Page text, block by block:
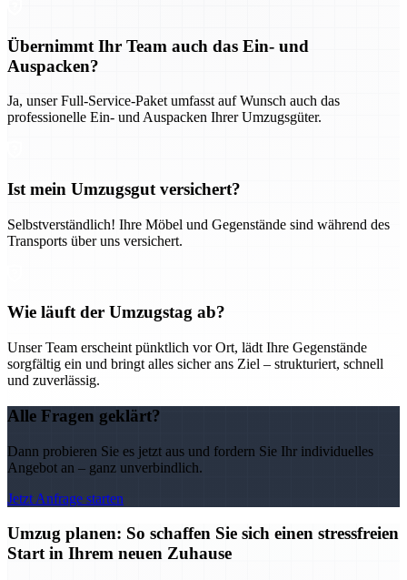
Übernimmt Ihr Team auch das Ein- und
Auspacken?
Ja, unser Full-Service-Paket umfasst auf Wunsch auch das
professionelle Ein- und Auspacken Ihrer Umzugsgüter.
Ist mein Umzugsgut versichert?
Selbstverständlich! Ihre Möbel und Gegenstände sind während des
Transports über uns versichert.
Wie läuft der Umzugstag ab?
Unser Team erscheint pünktlich vor Ort, lädt Ihre Gegenstände
sorgfältig ein und bringt alles sicher ans Ziel – strukturiert, schnell
und zuverlässig.
Alle Fragen geklärt?
Dann probieren Sie es jetzt aus und fordern Sie Ihr individuelles
Angebot an – ganz unverbindlich.
Jetzt Anfrage starten
Umzug planen: So schaffen Sie sich einen stressfreien
Start in Ihrem neuen Zuhause